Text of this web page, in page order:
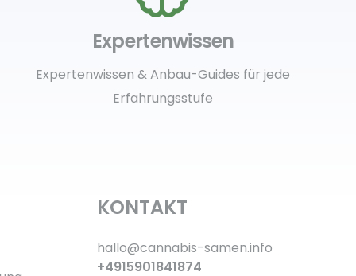
Expertenwissen
Expertenwissen & Anbau-Guides für jede
Erfahrungsstufe
KONTAKT
hallo@cannabis-samen.info
+4915901841874